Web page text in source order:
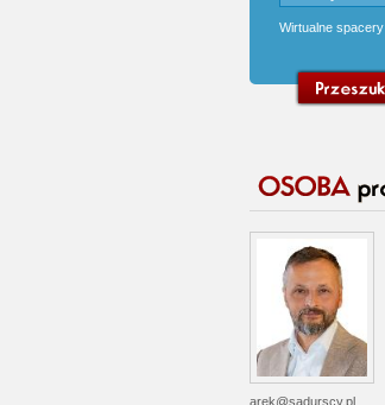
Wirtualne spacery
arek@sadurscy.pl